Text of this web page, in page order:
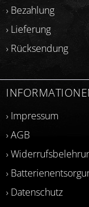
› Bezahlung
› Lieferung
› Rücksendung
› Impressum
› AGB
›
›
› Datenschutz